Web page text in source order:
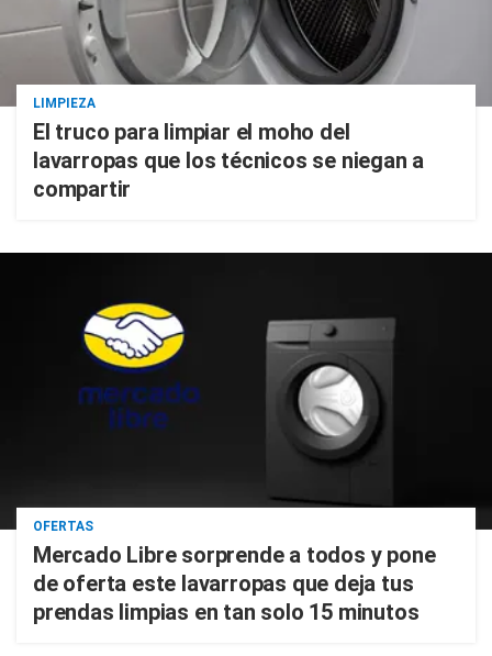
LIMPIEZA
El truco para limpiar el moho del
lavarropas que los técnicos se niegan a
compartir
OFERTAS
Mercado Libre sorprende a todos y pone
de oferta este lavarropas que deja tus
prendas limpias en tan solo 15 minutos